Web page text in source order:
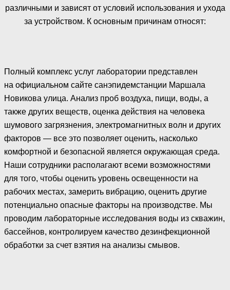
различными и зависят от условий использования и ухода
за устройством. К основным причинам относят:
Полный комплекс услуг лаборатории представлен
на официальном сайте санэпидемстанции Маршала
Новикова улица. Анализ проб воздуха, пищи, воды, а
также других веществ, оценка действия на человека
шумового загрязнения, электромагнитных волн и других
факторов — все это позволяет оценить, насколько
комфортной и безопасной является окружающая среда.
Наши сотрудники располагают всеми возможностями
для того, чтобы оценить уровень освещенности на
рабочих местах, замерить вибрацию, оценить другие
потенциально опасные факторы на производстве. Мы
проводим лабораторные исследования воды из скважин,
бассейнов, контролируем качество дезинфекционной
обработки за счет взятия на анализы смывов.